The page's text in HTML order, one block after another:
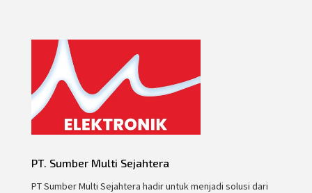
PT. Sumber Multi Sejahtera
PT Sumber Multi Sejahtera hadir untuk menjadi solusi dari